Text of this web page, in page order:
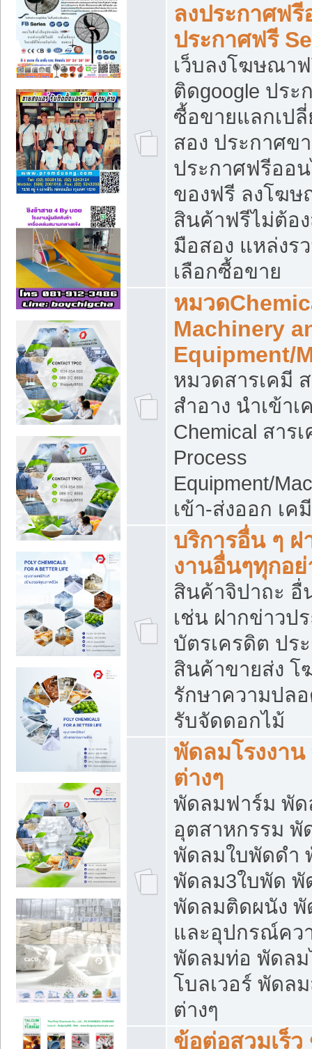
ลงประกาศฟ
ประกาศฟรี
เว็บลงโฆษณา
ติดgoogle ปร
ซื้อขายแลกเป
สอง ประกาศข
ประกาศฟรีออ
ของฟรี ลงโฆ
สินค้าฟรีไม่ต้อ
มือสอง แหล่งร
เลือกซื้อขาย
หมวด
Machinery
Equipment/
หมวดสารเคมี
สำอาง นำเข้
Chemical สาร
Process
Equipment/
เข้า-ส่งออก เ
บริการอื่น ๆ
งานอื่นๆทุกอ
สินค้าจิปาถะ อื่
เช่น ฝากข่าวป
บัตรเครดิต ปร
สินค้าขายส่ง
รักษาความปล
รับจัดดอกไม้
พัดลมโรงงา
ต่างๆ
พัดลมฟาร์ม พัด
อุตสาหกรรม
พัดลมใบพัดดำ
พัดลม3ใบพัด พั
พัดลมติดผนัง
และอุปกรณ์คว
พัดลมท่อ พัดลม
โบลเวอร์ พัดล
ต่างๆ
ข้อต่อสวมเร็